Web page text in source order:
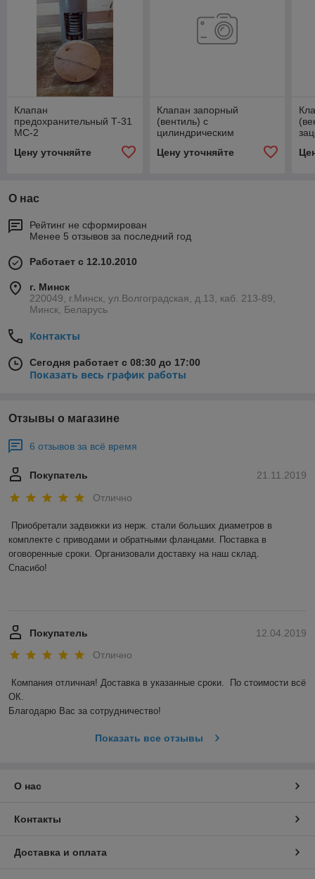
Клапан
предохранительный Т-31
МС-2
Цену уточняйте
Клапан запорный
(вентиль) с
цилиндрическим
Цену уточняйте
О нас
Рейтинг не сформирован
Менее 5 отзывов за последний год
Работает с 12.10.2010
г. Минск
220049, г.Минск, ул.Волгоградская, д.13, каб. 213-89,
Минск, Беларусь
Контакты
Сегодня работает с 08:30 до 17:00
Показать весь график работы
Отзывы о магазине
6 отзывов за всё время
21.11.2019
Покупатель
Отлично
Приобретали задвижки из нерж. стали больших диаметров в
комплекте с приводами и обратными фланцами. Поставка в
оговоренные сроки. Организовали доставку на наш склад.
Спасибо!
12.04.2019
Покупатель
Отлично
Компания отличная! Доставка в указанные сроки.  По стоимости всё
ОК.
Благодарю Вас за сотрудничество!
Показать все отзывы
О нас
Контакты
Доставка и оплата